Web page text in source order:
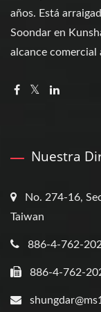
años. Está
Soondar en
alcance comercial
Nuestra
No. 274-16,
Taiwan
886-4-762-
886-4-762-